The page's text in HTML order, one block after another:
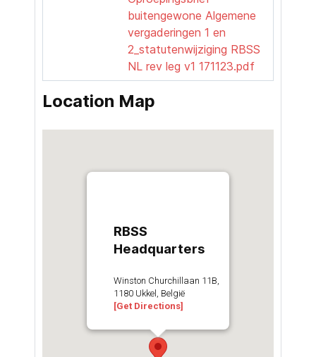
buitengewone Algemene
vergaderingen 1 en
2_statutenwijziging RBSS
NL rev leg v1 171123.pdf
Location Map
RBSS
Headquarters
Winston Churchillaan 11B,
1180 Ukkel, België
[Get Directions]